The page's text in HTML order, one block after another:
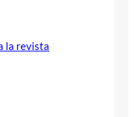
la revista